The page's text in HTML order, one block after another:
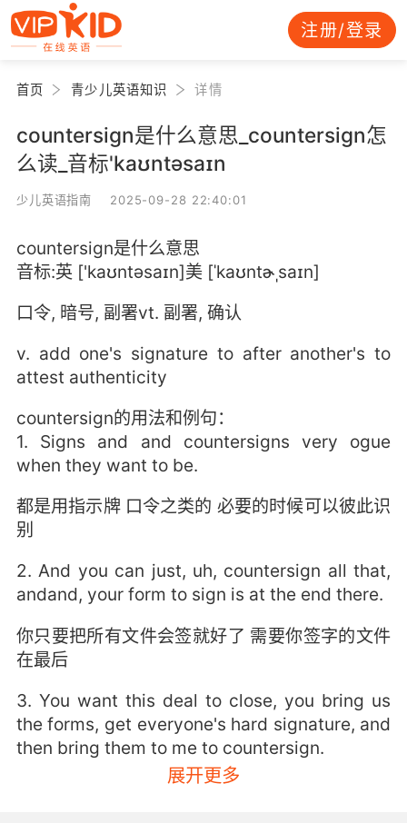
注册/登录
首页 青少儿英语知识 详情
countersign是什么意思_countersign怎
么读_音标'kaʊntəsaɪn
少儿英语指南 2025-09-28 22:40:01
countersign是什么意思
音标:英 ['kaʊntəsaɪn]美 [ˈkaʊntɚˌsaɪn]
口令, 暗号, 副署vt. 副署, 确认
v. add one's signature to after another's to
attest authenticity
countersign的用法和例句：
1. Signs and and countersigns very ogue
when they want to be.
都是用指示牌 口令之类的 必要的时候可以彼此识
别
2. And you can just, uh, countersign all that,
andand, your form to sign is at the end there.
你只要把所有文件会签就好了 需要你签字的文件
在最后
3. You want this deal to close, you bring us
the forms, get everyone's hard signature, and
then bring them to me to countersign.
你要是想完成交易 就带着文件来找我们 让所有人
展开更多